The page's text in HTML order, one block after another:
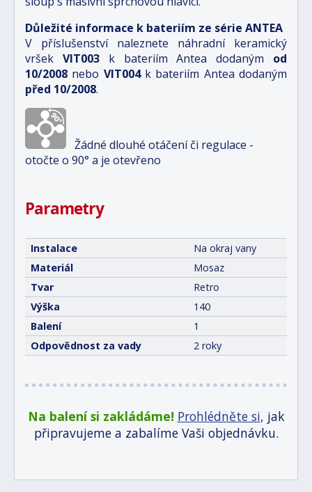
Důležité informace k bateriím ze série ANTEA
V příslušenství naleznete náhradní keramický
vršek VIT003k bateriím Antea dodaným od
10/2008 nebo VIT004k bateriím Antea dodaným
před 10/2008.
Žádné dlouhé otáčení či regulace -
otočte o 90° a je otevřeno
Parametry
Instalace
Na okraj vany
Materiál
Mosaz
Tvar
Retro
Výška
140
Balení
1
Odpovědnost za vady
2 roky
Na balení si zakládáme! Prohlédněte si, jak
připravujeme a zabalíme Vaši objednávku.